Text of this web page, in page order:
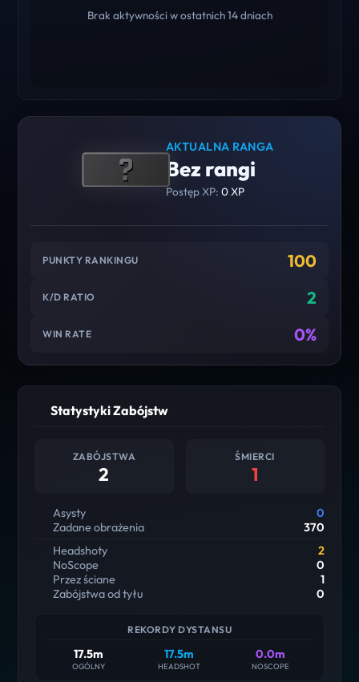
Brak aktywności w ostatnich 14 dniach
AKTUALNA RANGA
Bez rangi
Postęp XP: 0 XP
PUNKTY RANKINGU 100
K/D RATIO 2
WIN RATE 0%
Statystyki Zabójstw
ZABÓJSTWA
2
ŚMIERCI
1
Asysty
0
Zadane obrażenia
370
Headshoty
2
NoScope
0
Przez ściane
1
Zabójstwa od tyłu
0
REKORDY DYSTANSU
17.5m
OGÓLNY
17.5m
HEADSHOT
0.0m
NOSCOPE